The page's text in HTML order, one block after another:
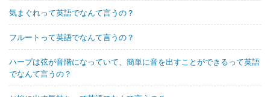
気まぐれって英語でなんて言うの？
フルートって英語でなんて言うの？
ハープは弦が音階になっていて、簡単に音を出すことができるって英語
でなんて言うの？